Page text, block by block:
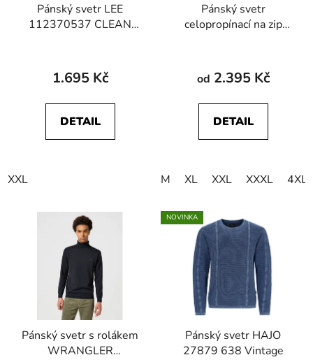
Pánský svetr LEE
112370537 CLEAN
1.695 Kč
DETAIL
XXL
Pánský svetr
celopropínací na zip
od 2.395 Kč
DETAIL
M XL XXL XXXL 4XL
Pánský svetr s rolákem
WRANGLER
NOVINKA
Pánský svetr HAJO
27879 638 Vintage